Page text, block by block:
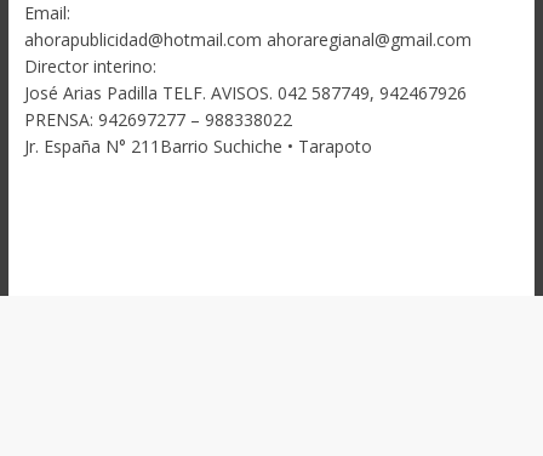
Email:
ahorapublicidad@hotmail.com ahoraregianal@gmail.com
Director interino:
José Arias Padilla TELF. AVISOS. 042 587749, 942467926
PRENSA: 942697277 – 988338022
Jr. España N° 211Barrio Suchiche • Tarapoto